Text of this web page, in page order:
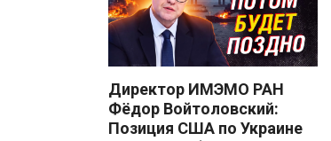
Директор ИМЭМО РАН
Фёдор Войтоловский:
Позиция США по Украине